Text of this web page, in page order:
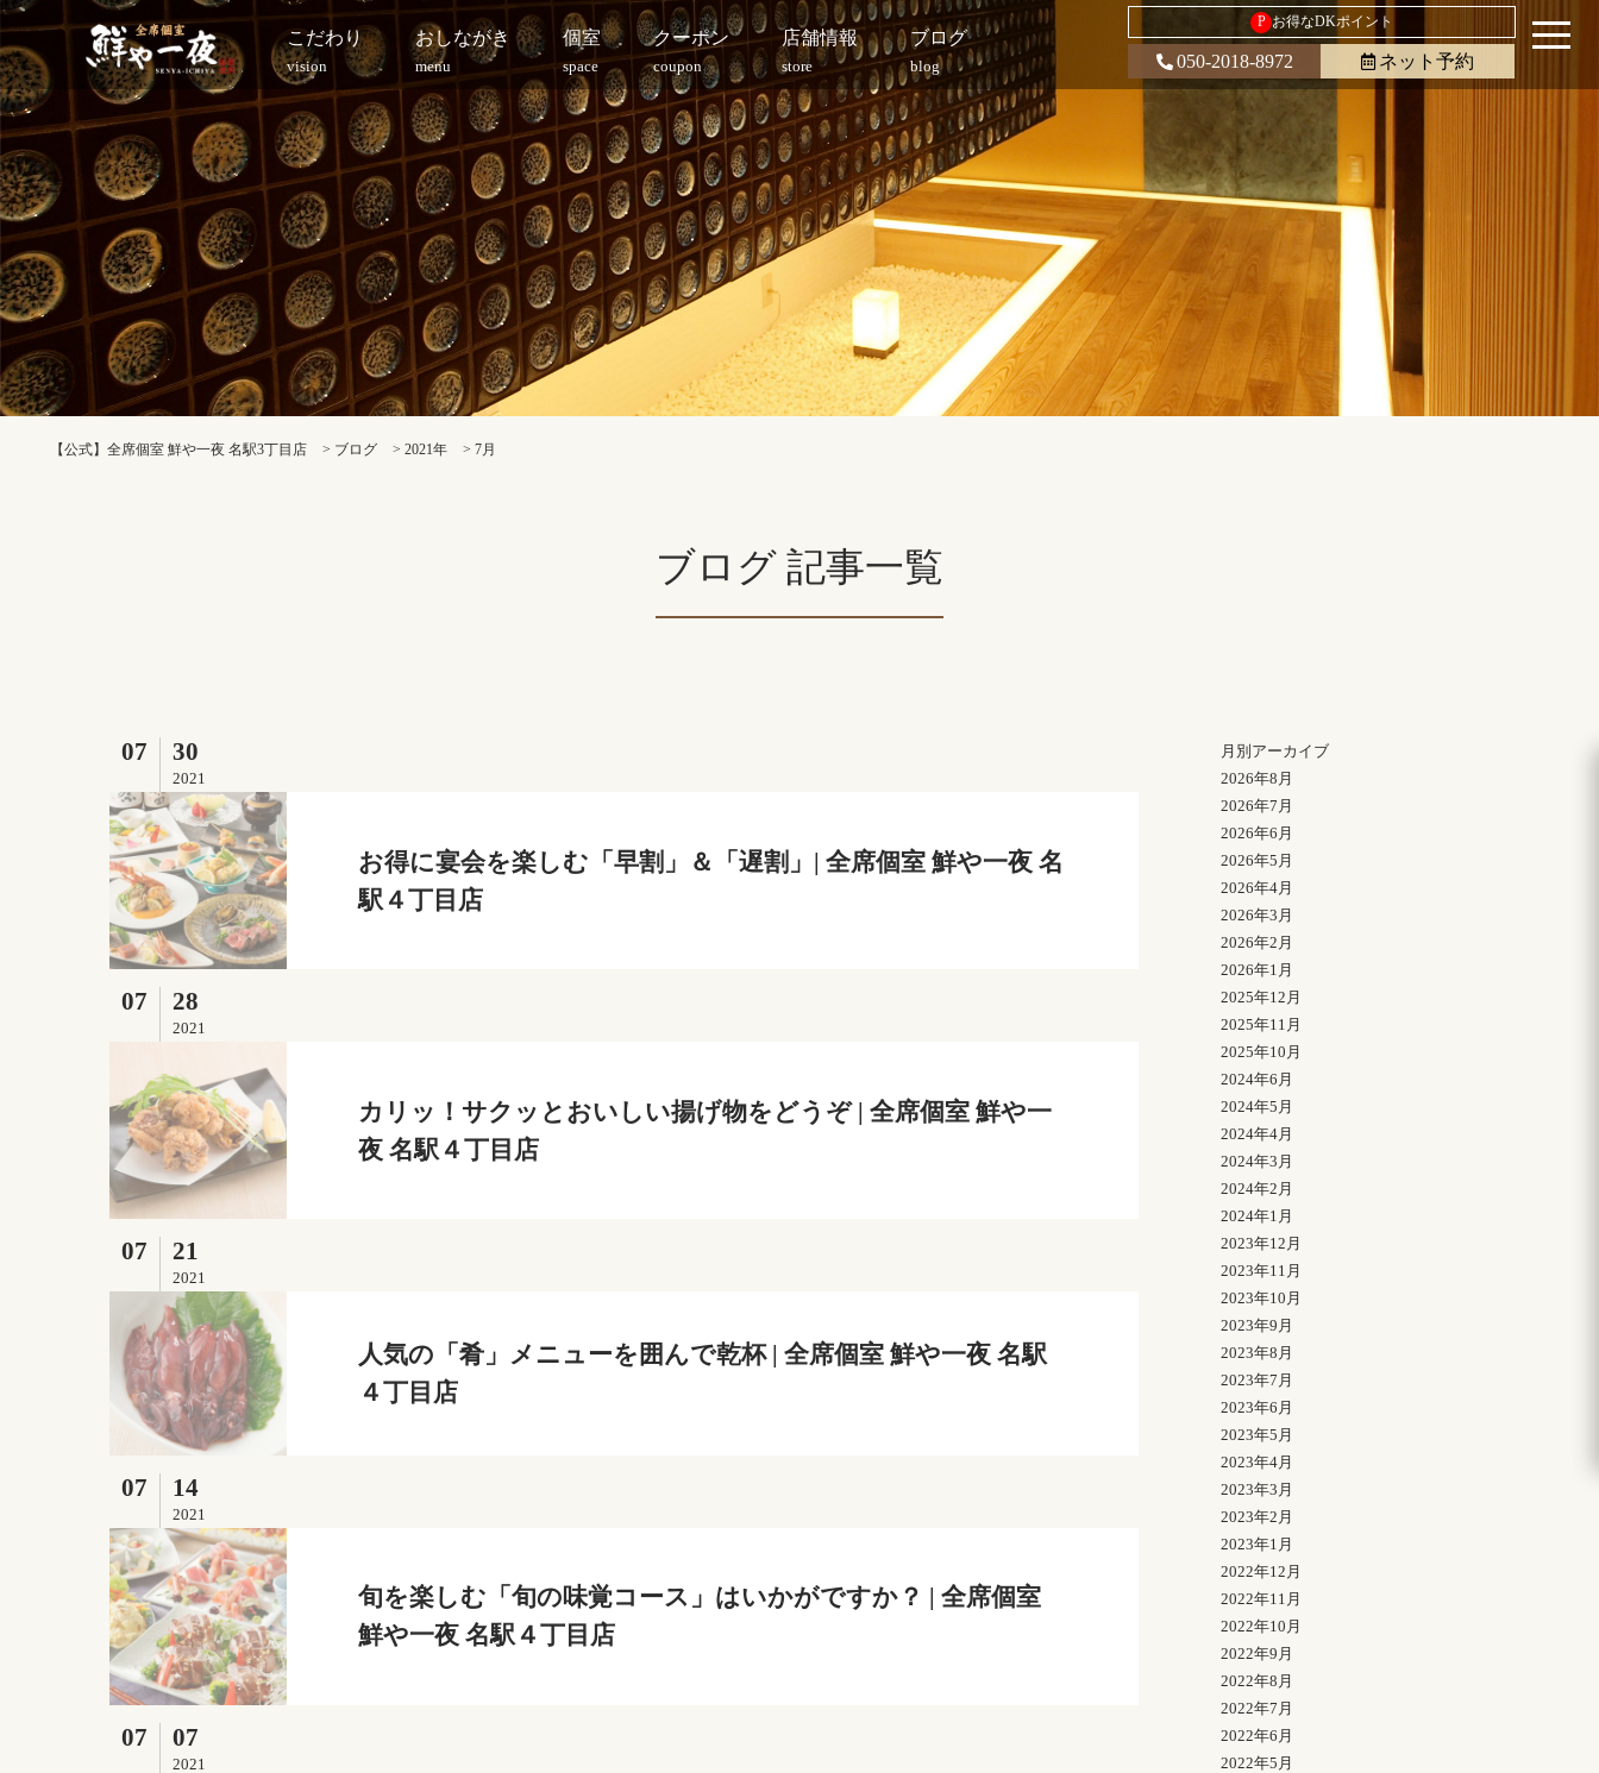
こだわり
vision
おしながき
menu
個室
space
クーポン
coupon
店舗情報
store
ブログ
blog
P お得なDKポイント
050-2018-8972 ネット予約
【公式】全席個室 鮮や一夜 名駅3丁目店 > ブログ > 2021年 > 7月
ブログ 記事一覧
07 30
2021
お得に宴会を楽しむ「早割」＆「遅割」| 全席個室 鮮や一夜 名
駅４丁目店
07 28
2021
カリッ！サクッとおいしい揚げ物をどうぞ | 全席個室 鮮や一
夜 名駅４丁目店
07 21
2021
人気の「肴」メニューを囲んで乾杯 | 全席個室 鮮や一夜 名駅
４丁目店
07 14
2021
旬を楽しむ「旬の味覚コース」はいかがですか？ | 全席個室
鮮や一夜 名駅４丁目店
07 07
2021
月別アーカイブ
2026年8月
2026年7月
2026年6月
2026年5月
2026年4月
2026年3月
2026年2月
2026年1月
2025年12月
2025年11月
2025年10月
2024年6月
2024年5月
2024年4月
2024年3月
2024年2月
2024年1月
2023年12月
2023年11月
2023年10月
2023年9月
2023年8月
2023年7月
2023年6月
2023年5月
2023年4月
2023年3月
2023年2月
2023年1月
2022年12月
2022年11月
2022年10月
2022年9月
2022年8月
2022年7月
2022年6月
2022年5月